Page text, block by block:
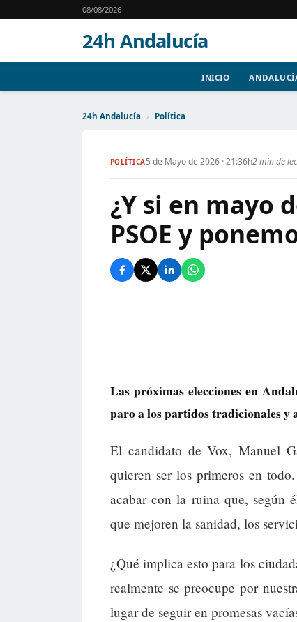
08/08/2026
24h Andalucía
INICIO
24h Andalucía › Política
POLÍTICA5 de Mayo de 2026 · 21:36h2 min de
¿Y si en mayo
PSOE y
Las próximas elecciones en
paro a los partidos tradicionales y
El candidato de Vox, Manuel
quieren ser los primeros en
acabar con la ruina que, según
que mejoren la sanidad, los
¿Qué implica esto para los
realmente se preocupe por
lugar de seguir en promesas